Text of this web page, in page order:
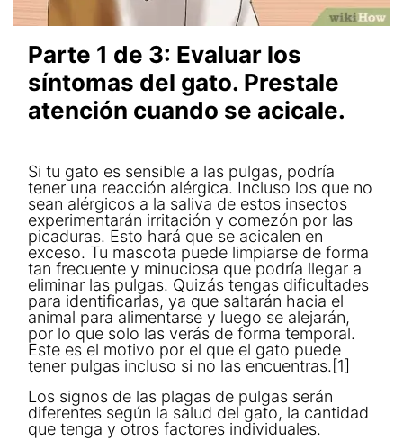
Parte 1 de 3: Evaluar los
síntomas del gato. Prestale
atención cuando se acicale.
Si tu gato es sensible a las pulgas, podría
tener una reacción alérgica. Incluso los que no
sean alérgicos a la saliva de estos insectos
experimentarán irritación y comezón por las
picaduras. Esto hará que se acicalen en
exceso. Tu mascota puede limpiarse de forma
tan frecuente y minuciosa que podría llegar a
eliminar las pulgas. Quizás tengas dificultades
para identificarlas, ya que saltarán hacia el
animal para alimentarse y luego se alejarán,
por lo que solo las verás de forma temporal.
Este es el motivo por el que el gato puede
tener pulgas incluso si no las encuentras.[1]
Los signos de las plagas de pulgas serán
diferentes según la salud del gato, la cantidad
que tenga y otros factores individuales.